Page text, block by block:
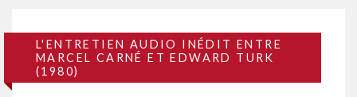
L'ENTRETIEN AUDIO INÉDIT ENTRE
MARCEL CARNÉ ET EDWARD TURK
(1980)